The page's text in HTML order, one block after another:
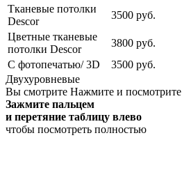
Тканевые потолки
Descor
3500 руб.
Цветные тканевые
потолки Descor
3800 руб.
С фотопечатью/ 3D
3500 руб.
Двухуровневые
Вы смотрите Нажмите и посмотрите
Зажмите пальцем
и перетяние таблицу влево
чтобы посмотреть полностью